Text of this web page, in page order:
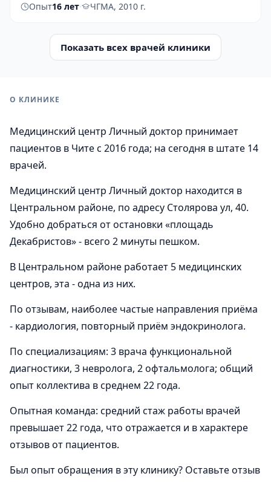
Опыт16 лет· ЧГМА, 2010 г.
Показать всех врачей клиники
О КЛИНИКЕ
Медицинский центр Личный доктор принимает
пациентов в Чите с 2016 года; на сегодня в штате 14
врачей.
Медицинский центр Личный доктор находится в
Центральном районе, по адресу Столярова ул, 40.
Удобно добраться от остановки «площадь
Декабристов» - всего 2 минуты пешком.
В Центральном районе работает 5 медицинских
центров, эта - одна из них.
По отзывам, наиболее частые направления приёма
- кардиология, повторный приём эндокринолога.
По специализациям: 3 врача функциональной
диагностики, 3 невролога, 2 офтальмолога; общий
опыт коллектива в среднем 22 года.
Опытная команда: средний стаж работы врачей
превышает 22 года, что отражается и в характере
отзывов от пациентов.
Был опыт обращения в эту клинику? Оставьте отзыв